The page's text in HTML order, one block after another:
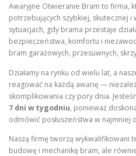
Awaryjne Otwieranie Bram to firma,
potrzebujących szybkiej, skutecznej
sytuacjach, gdy brama przestaje
bezpieczeństwa, komfortu i
bram garażowych, przesuwnych,
Działamy na rynku od wielu lat, a
reagować na każdą awarię —
skomplikowania czy pory dnia.
7 dni w tygodniu, ponieważ
odmówić posłuszeństwa w najmniej
Naszą firmę tworzą wykwalifikowani
budowę i mechanikę bram, ale